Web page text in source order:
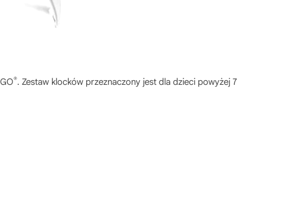
®. Zestaw klocków przeznaczony jest dla dzieci powyżej 7